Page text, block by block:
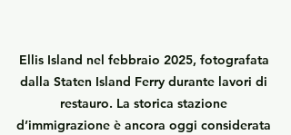
Ellis Island nel febbraio 2025, fotografata
dalla Staten Island Ferry durante lavori di
restauro. La storica stazione
d’immigrazione è ancora oggi considerata